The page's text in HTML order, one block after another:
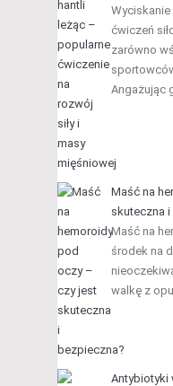
ćwiczeń
zarówno
Angażując
Maść na
skuteczna
Maść na
środek na
walkę z
Antybiotyki